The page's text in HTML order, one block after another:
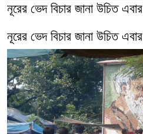
নূরের ভেদ বিচার জানা উচিত এবার
নূরের ভেদ বিচার জানা উচিত এবার